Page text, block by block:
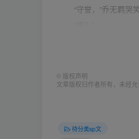
“守誉，”乔无羁哭
“这砚台叫春山游赏
“真的耶！好棒！我
什么嘛，你送我新砚
后若喜欢了就得多写
“啊？你也送砚台？”
© 版权声明
文章版权归作者所有，未经允
待分类sp文